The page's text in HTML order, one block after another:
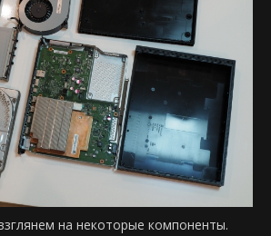
на некоторые компоненты.